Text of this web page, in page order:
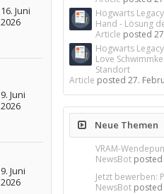
16. Juni
2026
9. Juni
2026
9. Juni
2026
Hogwarts
Hand - Lösung
Article posted
Hogwarts
Love
Standort
Article posted27.
Neue Themen
VRAM-
NewsBot
Jetzt bewerben:
NewsBot